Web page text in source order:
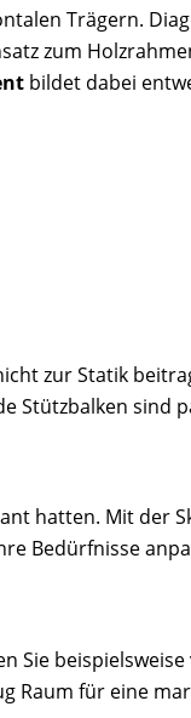
Trägern.
zum
bildet dabei
zur Statik
Stützbalken sind
hatten. Mit der
Bedürfnisse
Sie
Raum für eine